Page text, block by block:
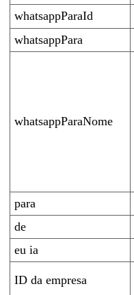
whatsappParaId
whatsappPara
whatsappParaNome
para
de
eu ia
ID da empresa